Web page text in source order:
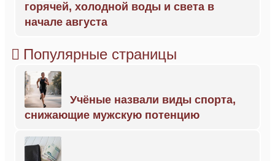
горячей, холодной воды и света в
начале августа
Популярные страницы
Учёные назвали виды спорта,
снижающие мужскую потенцию